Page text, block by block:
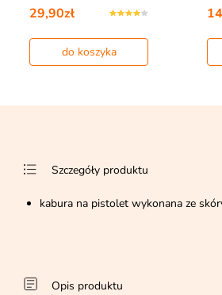
29,90zł
do koszyka
Szczegóły produktu
kabura na pistolet wykonana ze
Opis produktu